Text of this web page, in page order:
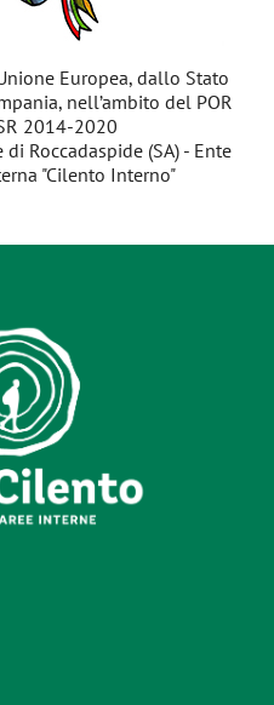
Europea, dallo Stato
nell’ambito del POR
2014-2020
Roccadaspide (SA) - Ente
"Cilento Interno"